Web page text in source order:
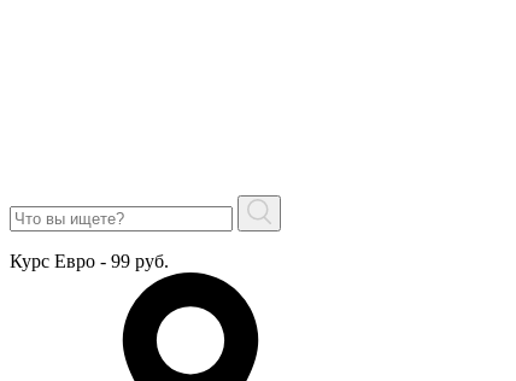
Курс Евро - 99 руб.